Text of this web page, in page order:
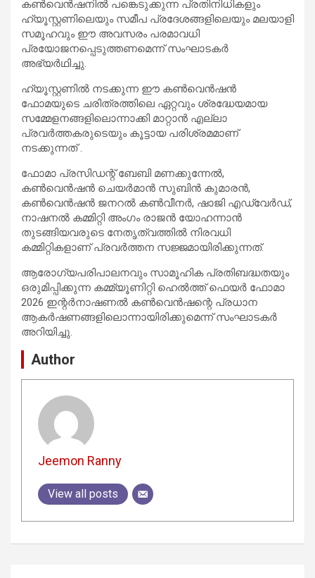
കൺവെൻഷനിൽ പങ്കെടുക്കുന്ന പ്രതിനിധികളും
ഹ്യൂസ്റ്റണിലെയും സമീപ പ്രദേശങ്ങളിലെയും മലയാളി
സമൂഹവും ഈ അവസരം പരമാവധി
പ്രയോജനപ്പെടുത്തണമെന്ന് സംഘാടകർ
അഭ്യർഥിച്ചു.
ഹ്യൂസ്റ്റണിൽ നടക്കുന്ന ഈ കൺവെൻഷൻ
ഫോമയുടെ ചരിത്രത്തിലെ ഏറ്റവും ശ്രദ്ധേയമായ
സമ്മേളനങ്ങളിലൊന്നാക്കി മാറ്റാൻ എല്ലാ
പ്രവർത്തകരുടെയും കൂട്ടായ പരിശ്രമമാണ്
നടക്കുന്നത് .
ഫോമാ പ്രസിഡന്റ് ബേബി മണക്കുന്നേൽ,
കൺവെൻഷൻ ചെയർമാൻ സുബിൻ കുമാരൻ,
കൺവെൻഷൻ ജനറൽ കൺവീനർ, ഷാജി എഡ്‌വേർഡ്,
നാഷനൽ കമ്മിറ്റി അംഗം രാജൻ യോഹന്നാൻ
തുടങ്ങിയവരുടെ നേതൃത്വത്തിൽ നിരവധി
കമ്മിറ്റികളാണ് പ്രവർത്തന സജ്ജമായിരിക്കുന്നത്.
ആരോഗ്യപരിപാലനവും സാമൂഹിക പ്രതിബദ്ധതയും
ഒരുമിപ്പിക്കുന്ന കമ്മ്യൂണിറ്റി ഹെൽത്ത് ഫെയർ ഫോമാ
2026 ഇന്റർനാഷണൽ കൺവെൻഷന്റെ പ്രധാന
ആകർഷണങ്ങളിലൊന്നായിരിക്കുമെന്ന് സംഘാടകർ
അറിയിച്ചു.
Author
Jeemon Ranny
View all posts